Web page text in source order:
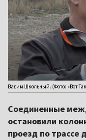
Вадим Школьный. (Фото: «Вот
Соединенные
остановили
проезд по трассе